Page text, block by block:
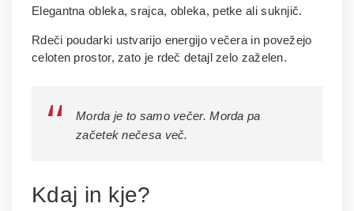
Elegantna obleka, srajca, obleka, petke ali suknjič.
Rdeči poudarki ustvarijo energijo večera in povežejo
celoten prostor, zato je rdeč detajl zelo zaželen.
Morda je to samo večer. Morda pa
začetek nečesa več.
Kdaj in kje?